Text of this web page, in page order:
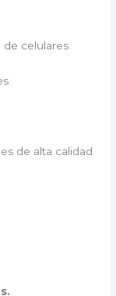
de celulares
de alta calidad